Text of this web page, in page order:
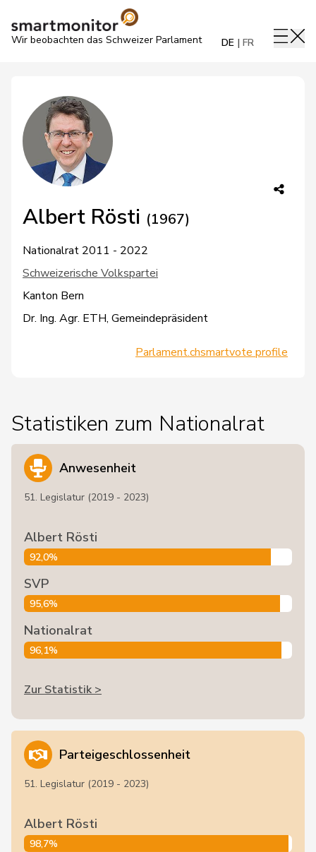
Wir beobachten das Schweizer Parlament DE FR
Albert Rösti (1967)
Nationalrat 2011 - 2022
Schweizerische Volkspartei
Kanton Bern
Dr. Ing. Agr. ETH, Gemeindepräsident
Parlament.chsmartvote profile
Statistiken zum Nationalrat
Anwesenheit
51. Legislatur (2019 - 2023)
Albert Rösti
92,0%
SVP
95,6%
Nationalrat
96,1%
Zur Statistik >
Parteigeschlossenheit
51. Legislatur (2019 - 2023)
Albert Rösti
98,7%